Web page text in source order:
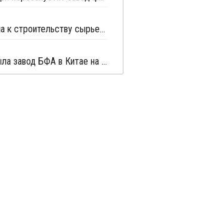
Ineos Phenol приступила к строительству сырьевого завода для производства фенола в Германии
Huizhou Zhongxin закрыла завод БФА в Китае на профилактику